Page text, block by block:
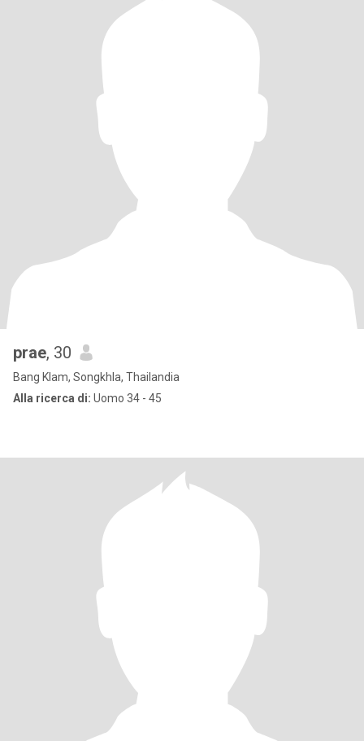
prae, 30
Bang Klam, Songkhla, Thailandia
Alla ricerca di: Uomo 34 - 45